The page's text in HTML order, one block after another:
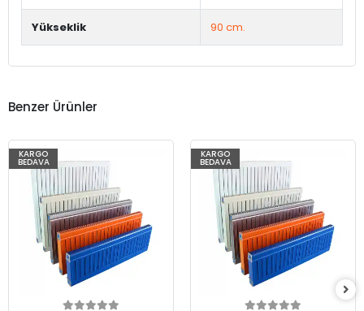
Yükseklik 90 cm.
Benzer Ürünler
KARGO
BEDAVA
KARGO
BEDAVA